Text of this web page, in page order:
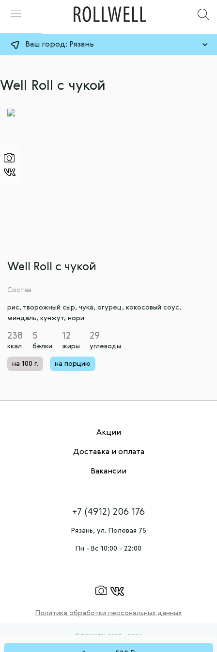
Ваш город: Рязань
Well Roll с чукой
Well Roll с чукой
Состав
рис, творожный сыр, чука, огурец, кокосовый соус,
миндаль, кунжут, нори
238
ккал
5
белки
12
жиры
29
углеводы
на 100 г. на порцию
Акции
Доставка и оплата
Вакансии
+7 (4912) 206 176
Рязань, ул. Полевая 75
Пн - Вс 10:00 - 22:00
Политика обработки персональных данных
© ROLLWELL 2020 - 2026